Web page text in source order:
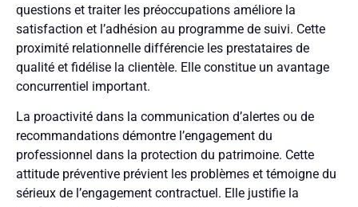
questions et traiter les préoccupations améliore la
satisfaction et l’adhésion au programme de suivi. Cette
proximité relationnelle différencie les prestataires de
qualité et fidélise la clientèle. Elle constitue un avantage
concurrentiel important.
La proactivité dans la communication d’alertes ou de
recommandations démontre l’engagement du
professionnel dans la protection du patrimoine. Cette
attitude préventive prévient les problèmes et témoigne du
sérieux de l’engagement contractuel. Elle justifie la